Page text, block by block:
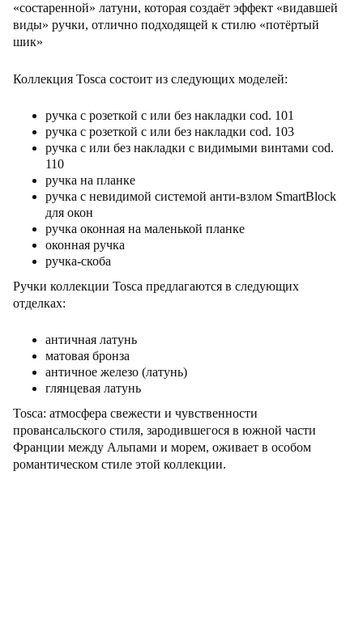
«состаренной» латуни, которая создаёт эффект «видавшей
виды» ручки, отлично подходящей к стилю «потёртый
шик»
Коллекция Tosca состоит из следующих моделей:
ручка с розеткой с или без накладки cod. 101
ручка с розеткой с или без накладки cod. 103
ручка с или без накладки c видимыми винтами cod.
110
ручка на планке
ручка с невидимой системой анти-взлом SmartBlock
для окон
ручка оконная на маленькой планке
оконная ручка
ручка-скоба
Ручки коллекции Tosca предлагаются в следующих
отделках:
античная латунь
матовая бронза
античное железо (латунь)
глянцевая латунь
Tosca: атмосфера свежести и чувственности
провансальского стиля, зародившегося в южной части
Франции между Альпами и морем, оживает в особом
романтическом стиле этой коллекции.